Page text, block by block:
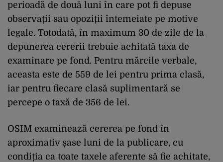
perioadă de două luni în care pot fi depuse
observații sau opoziții întemeiate pe motive
legale. Totodată, în maximum 30 de zile de la
depunerea cererii trebuie achitată taxa de
examinare pe fond. Pentru mărcile verbale,
aceasta este de 559 de lei pentru prima clasă,
iar pentru fiecare clasă suplimentară se
percepe o taxă de 356 de lei.
OSIM examinează cererea pe fond în
aproximativ șase luni de la publicare, cu
condiția ca toate taxele aferente să fie achitate,